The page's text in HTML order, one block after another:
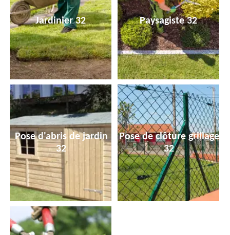
Jardinier 32 Paysagiste 32
Pose d'abris de jardin
32
Pose de clôture grillage
32